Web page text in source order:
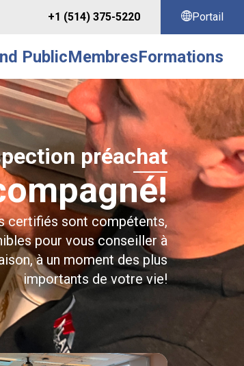
+1 (514) 375-5220 Portail
PublicMembresFormations
préachat
certifiés sont compétents,
pour vous conseiller à
à un moment des plus
importants de votre vie!